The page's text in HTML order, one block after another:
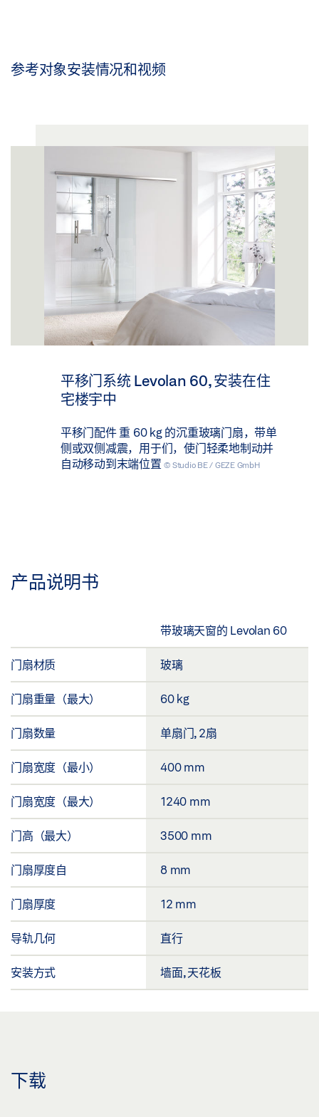
参考对象安装情况和视频
平移门系统 Levolan 60, 安装在住
宅楼宇中
平移门配件 重 60 kg 的沉重玻璃门扇，带单
侧或双侧减震，用于们，使门轻柔地制动并
自动移动到末端位置© Studio BE / GEZE GmbH
产品说明书
带玻璃天窗的 Levolan 60
门扇材质 玻璃
门扇重量（最大） 60 kg
门扇数量 单扇门, 2扇
门扇宽度（最小） 400 mm
门扇宽度（最大） 1240 mm
门高（最大） 3500 mm
门扇厚度自 8 mm
门扇厚度 12 mm
导轨几何 直行
安装方式 墙面, 天花板
下载